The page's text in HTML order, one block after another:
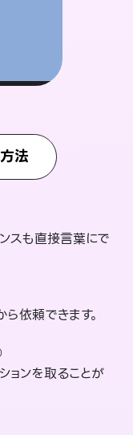
法
スも直接言葉にで
依頼できます。
ョンを取ることが